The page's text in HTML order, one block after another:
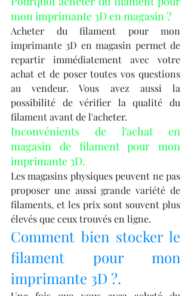
mon imprimante 3D en magasin ?
Acheter du filament pour mon
imprimante 3D en magasin permet de
repartir immédiatement avec votre
achat et de poser toutes vos questions
au vendeur. Vous avez aussi la
possibilité de vérifier la qualité du
filament avant de l'acheter.
Inconvénients de l'achat en
magasin de filament pour mon
imprimante 3D.
Les magasins physiques peuvent ne pas
proposer une aussi grande variété de
filaments, et les prix sont souvent plus
élevés que ceux trouvés en ligne.
Comment bien stocker le
filament pour mon
imprimante 3D ?.